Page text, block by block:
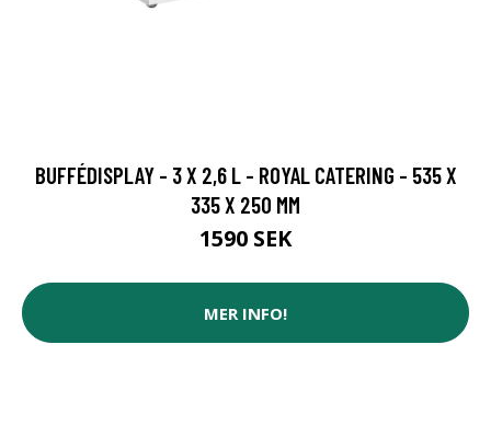
BUFFÉDISPLAY - 3 X 2,6 L - ROYAL CATERING - 535 X
335 X 250 MM
1590 SEK
MER INFO!